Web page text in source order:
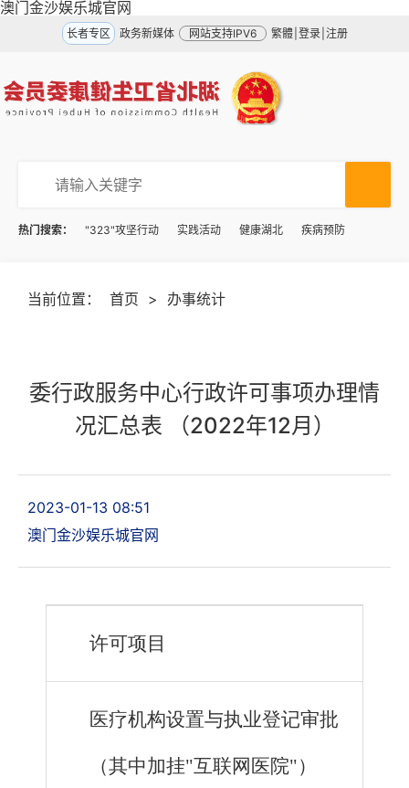
澳门金沙娱乐城官网
长者专区 政务新媒体 网站支持IPV6 繁體 登录 注册
热门搜索： "323"攻坚行动 实践活动 健康湖北 疾病预防
当前位置： 首页 > 办事统计
委行政服务中心行政许可事项办理情
况汇总表 （2022年12月）
2023-01-13 08:51
澳门金沙娱乐城官网
许可项目
医疗机构设置与执业登记审批
（其中加挂"互联网医院"）